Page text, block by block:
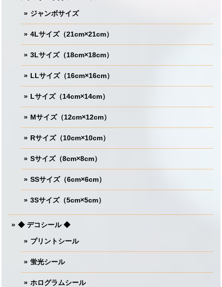
ジャンボサイズ
4Lサイズ（21cm×21cm）
3Lサイズ（18cm×18cm）
LLサイズ（16cm×16cm）
Lサイズ（14cm×14cm）
Mサイズ（12cm×12cm）
Rサイズ（10cm×10cm）
Sサイズ（8cm×8cm）
SSサイズ（6cm×6cm）
3Sサイズ（5cm×5cm）
◆ デコシール ◆
プリントシール
蛍光シール
ホログラムシール